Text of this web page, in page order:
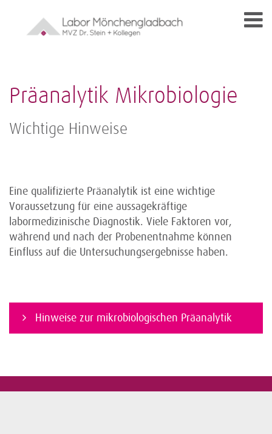
Präanalytik Mikrobiologie
Wichtige Hinweise
Eine qualifizierte Präanalytik ist eine wichtige
Voraussetzung für eine aussagekräftige
labormedizinische Diagnostik. Viele Faktoren vor,
während und nach der Probenentnahme können
Einfluss auf die Untersuchungsergebnisse haben.
Hinweise zur mikrobiologischen Präanalytik